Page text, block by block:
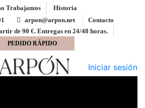
Trabajamos
Historia
arpon@arpon.net
Contacto
de 90 €. Entregas en 24/48 horas.
PEDIDO RÁPIDO
Iniciar sesión
Negro 11 50x65 Lousa